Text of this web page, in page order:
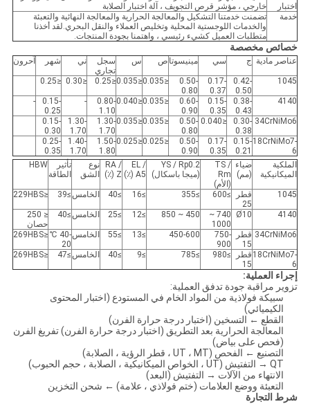
اختبار
خارجي ، مؤشر قرص التجويف ، آلة اختبار الصلابة
خدمة
تضمنت خدمتنا التشكيل والمعالجة الحرارية والمعالجة النهائية والتعبئة
والخدمات اللوجستية المحلية وتخليص العملاء والنقل البحري.لقد أخذنا
متطلبات العميل كشيء رئيسي ، واهتمنا بجودة المنتجات.
خصائص مخصصة
عناصر مادية ج سي مينيسوتا ص س
سجل
تجاري
ني شهر آحرون
1045
0.42-
0.50
0.17-
0.37
0.50-
0.80
≤0.035
≤0.035
≤0.25
≤0.30
≤0.25
4140
0.38-
0.43
0.15-
0.35
0.60-
0.90
≤0.035
≤0.040
0.80-
1.10
-
0.15-
0.25
-
34CrNiMo6
0.30-
0.38
≤0.040
0.50-
0.80
≤0.035
≤0.035
1.30-
1.70
1.30-
1.70
0.15-
0.30
18CrNiMo7-
6
0.15-
0.21
0.17-
0.35
0.50-
0.90
≤0.025
≤0.025
1.50-
1.80
1.40-
1.70
0.25-
0.35
الملكية
الميكانيكية
ضياء
(مم)
TS /
Rm
(الأم)
YS / Rp0.2
(ميجا باسكال)
EL /
A5 (٪)
RA /
Z (٪)
نوع
الشق
تأثير
الطاقة
HBW
1045
قطر
25
≥600
≥355
≥16
≥40 الخامس ≥39
≤229HBS
4140
Ø10
740 ~
1000
450 ~ 850
≥12
≥25 الخامس ≥40
≤ 250
حصان
34CrNiMo6 قطر
15
750-
900
450-600
≥13
≥55 الخامس
-40 ℃
20
≤269HBS
18CrNiMo7-
6
قطر
15
≥980
≥785
≥9
≥40 الخامس ≥47
≤269HBS
إجراء العملية:
تزوير مراقبة جودة تدفق العملية:
سبيكة فولاذية من المواد الخام في المستودع (اختبار المحتوى
الكيميائي)
القطع ← التسخين (اختبار درجة حرارة الفرن)
المعالجة الحرارية بعد التطريق (اختبار درجة حرارة الفرن) تفريغ الفرن
(فحص على بياض)
التصنيع ← الفحص (UT ، MT ، قطر الرؤية ، الصلابة)
QT → التفتيش (UT ، الخواص الميكانيكية ، الصلابة ، حجم الحبوب)
الانتهاء من الآلات → التفتيش (البعد)
التعبئة ووضع العلامات (ختم فولاذي ، علامة) ← شحن التخزين
شرط التجارة